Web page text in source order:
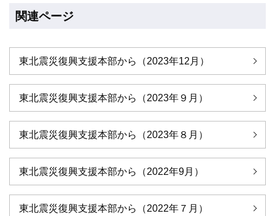
関連ページ
東北震災復興支援本部から（2023年12月）
東北震災復興支援本部から（2023年９月）
東北震災復興支援本部から（2023年８月）
東北震災復興支援本部から（2022年9月）
東北震災復興支援本部から（2022年７月）